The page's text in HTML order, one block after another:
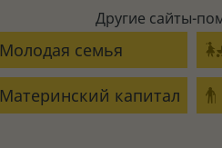
Другие сайты-
Молодая семья
Материнский капитал